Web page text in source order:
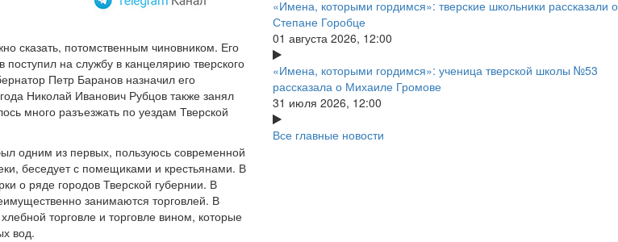
сказать, потомственным чиновником. Его
на службу в канцелярию тверского
Петр Баранов назначил его
Николай Иванович Рубцов также занял
много разъезжать по уездам Тверской
одним из первых, пользуюсь современной
беседует с помещиками и крестьянами. В
о ряде городов Тверской губернии. В
занимаются торговлей. В
торговле и торговле вином, которые
вод.
«Имена, которыми гордимся»: тверские школьники рассказали о
Степане Горобце
01 августа 2026, 12:00
«Имена, которыми гордимся»: ученица тверской школы №53
рассказала о Михаиле Громове
31 июля 2026, 12:00
Все главные новости